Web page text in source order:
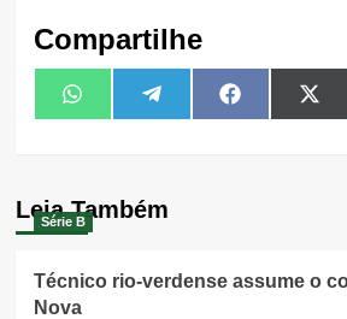
Compartilhe
Share
on
WhatsAppShare
on
TelegramShare
on
Facebook
on
X
Leia Também
Série B
Técnico rio-verdense assume o
Nova